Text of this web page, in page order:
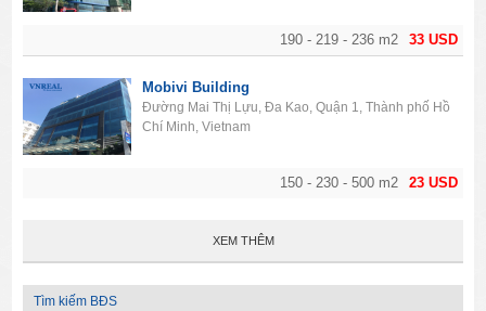
33 USD
190 - 219 - 236 m2
23 USD
150 - 230 - 500 m2
Mobivi Building
Đường Mai Thị Lựu, Đa Kao, Quận 1, Thành phố Hồ
Chí Minh, Vietnam
XEM THÊM
Tìm kiếm BĐS